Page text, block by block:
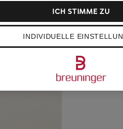
INDIVIDUELLE
ICH STIMME ZU